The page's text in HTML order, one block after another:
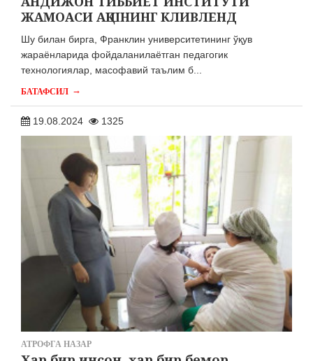
ЖАМОАСИ АҚШНИНГ КЛИВЛЕНД
Шу билан бирга, Франклин университетининг ўқув
жараёнларида фойдаланилаётган педагогик
технологиялар, масофавий таълим б...
БАТАФСИЛ →
19.08.2024 1325
АТРОФГА НАЗАР